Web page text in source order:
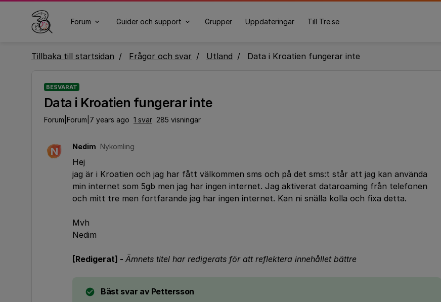
Forum Guider och support Grupper Uppdateringar Till Tre.se
Tillbaka till startsidan Frågor och svar Utland Data i Kroatien fungerar inte
BESVARAT
Data i Kroatien fungerar inte
Forum|Forum|7 years ago 1 svar 285 visningar
N Nedim Nykomling
Hej
jag är i Kroatien och jag har fått välkommen sms och på det sms:t står att jag kan använda
min internet som 5gb men jag har ingen internet. Jag aktiverat dataroaming från telefonen
och mitt tre men fortfarande jag har ingen internet. Kan ni snälla kolla och fixa detta.
Mvh
Nedim
[Redigerat] - Ämnets titel har redigerats för att reflektera innehållet bättre
Bäst svar av Pettersson